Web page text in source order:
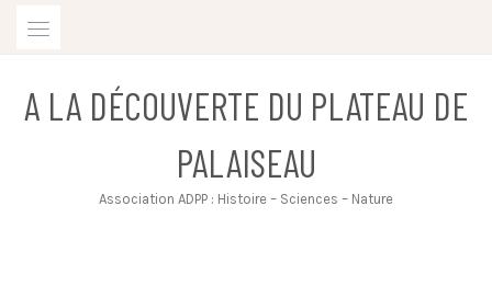
A LA DÉCOUVERTE DU PLATEAU DE
PALAISEAU
Association ADPP : Histoire – Sciences – Nature